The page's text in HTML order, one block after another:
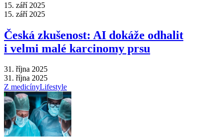
15. září 2025
15. září 2025
Česká zkušenost: AI dokáže odhalit
i velmi malé karcinomy prsu
31. října 2025
31. října 2025
Z medicínyLifestyle